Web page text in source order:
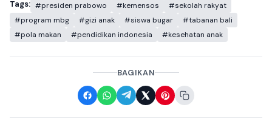
Tags: #presiden prabowo #kemensos
#sekolah rakyat
#program mbg
#gizi anak #siswa bugar
#tabanan bali
#pola makan
#pendidikan indonesia #kesehatan anak
BAGIKAN